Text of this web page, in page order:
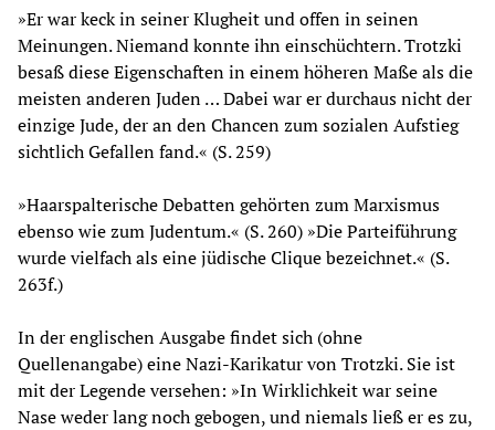
»Er war keck in seiner Klugheit und offen in seinen
Meinungen. Niemand konnte ihn einschüchtern. Trotzki
besaß diese Eigenschaften in einem höheren Maße als die
meisten anderen Juden … Dabei war er durchaus nicht der
einzige Jude, der an den Chancen zum sozialen Aufstieg
sichtlich Gefallen fand.« (S. 259)
»Haarspalterische Debatten gehörten zum Marxismus
ebenso wie zum Judentum.« (S. 260) »Die Parteiführung
wurde vielfach als eine jüdische Clique bezeichnet.« (S.
263f.)
In der englischen Ausgabe findet sich (ohne
Quellenangabe) eine Nazi-Karikatur von Trotzki. Sie ist
mit der Legende versehen: »In Wirklichkeit war seine
Nase weder lang noch gebogen, und niemals ließ er es zu,